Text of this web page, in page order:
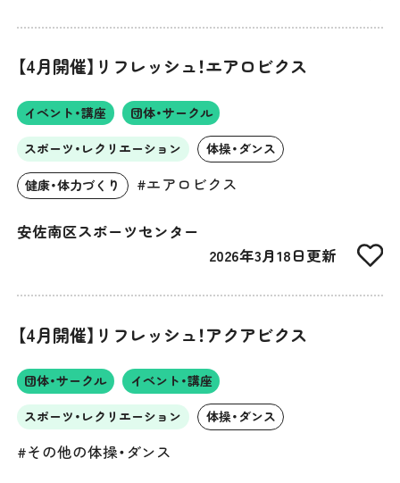
【4月開催】リフレッシュ！エアロビクス
イベント・講座 団体・サークル
スポーツ・レクリエーション 体操・ダンス
健康・体力づくり #エアロビクス
安佐南区スポーツセンター
2026年3月18日更新
【4月開催】リフレッシュ！アクアビクス
団体・サークル イベント・講座
スポーツ・レクリエーション 体操・ダンス
#その他の体操・ダンス